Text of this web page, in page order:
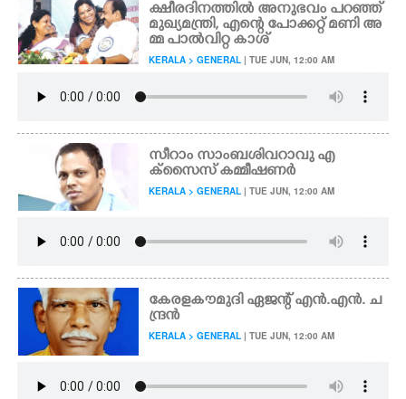
ക്ഷീരദിനത്തിൽ അനുഭവം പറഞ്ഞ്
മുഖ്യമന്ത്രി, എന്റെ പോക്കറ്റ് മണി അ
മ്മ പാൽവിറ്റ കാശ്
KERALA > GENERAL | TUE JUN, 12:00 AM
സീറാം സാംബശിവറാവു എ
ക്സൈസ് കമ്മീഷണർ
KERALA > GENERAL | TUE JUN, 12:00 AM
കേരളകൗമുദി ഏജന്റ് എൻ.എൻ. ച
ന്ദ്രൻ
KERALA > GENERAL | TUE JUN, 12:00 AM